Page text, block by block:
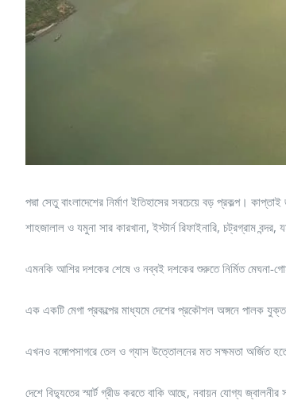
পদ্মা সেতু বাংলাদেশের নির্মাণ ইতিহাসের সবচেয়ে বড় প্রকল্প।
শাহজালাল ও যমুনা সার কারখানা, ইস্টার্ন রিফাইনারি, চট্রগ্রাম
এমনকি আশির দশকের শেষে ও নব্বই দশকের শুরুতে নির্মিত মেঘনা-
এক একটি মেগা প্রকল্পের মাধ্যমে দেশের প্রকৌশল অঙ্গনে পালক
এখনও বঙ্গোপসাগরে তেল ও গ্যাস উত্তোলনের মত সক্ষমতা অর্জিত
দেশে বিদ্যুতের স্মার্ট গ্রীড করতে বাকি আছে, নবায়ন যোগ্য